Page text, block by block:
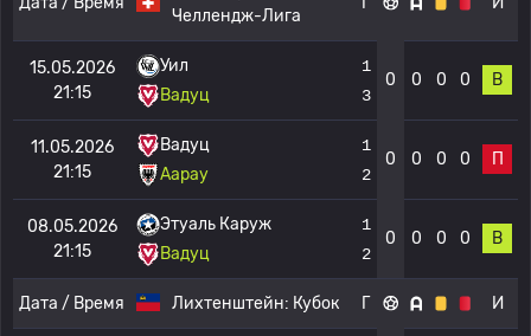
Челлендж-Лига
15.05.2026
21:15
Уил
Вадуц
1
3
0 0 0 0 В
11.05.2026
21:15
Вадуц
Аарау
1
2
0 0 0 0 П
08.05.2026
21:15
Этуаль Каруж
Вадуц
1
2
0 0 0 0 В
Дата / Время Лихтенштейн: Кубок Г И